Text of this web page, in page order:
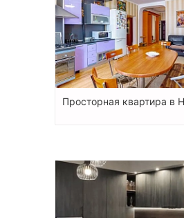
Просторная квартира в